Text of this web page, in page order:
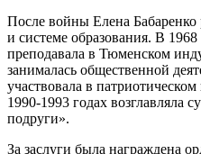
После войны Елена Бабаренко
и системе образования. В 1968
преподавала в Тюменском
занималась общественной
участвовала в
1990-1993 годах возглавляла
подруги».
За заслуги была награждена